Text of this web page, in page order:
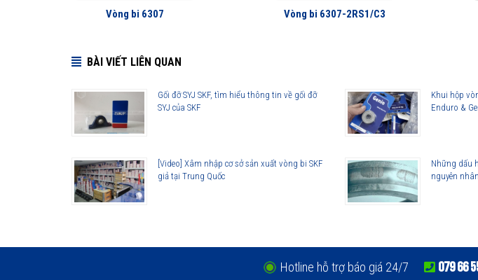
Những cải tiến quan trọng đối với vòng bi cầu SKF Explorer
Cải tiến thiết kế hình học
Sử dụng vật liệu mới
Viên bi có chất lượng cao
Phớt che chắn thế hệ mới
Lợi ích của những cải tiến đối với vòng bi cầu SKF Explorer
Tuổi thọ vòng bi cao hơn
Vòng bi 6307 Vòng bi 6307-2RS1/C3
BÀI VIẾT LIÊN QUAN
Gối đỡ SYJ SKF, tìm hiểu thông tin về gối đỡ
SYJ của SKF
Khui hộp
Enduro &
[Video] Xâm nhập cơ sở sản xuất vòng bi SKF
giả tại Trung Quốc
Những dấu
nguyên
Hotline hỗ trợ báo giá 24/7 079 66